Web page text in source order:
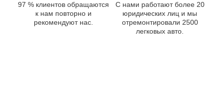
97 % клиентов обращаются
к нам повторно и
рекомендуют нас.
С нами работают более 20
юридических лиц и мы
отремонтировали 2500
легковых авто.